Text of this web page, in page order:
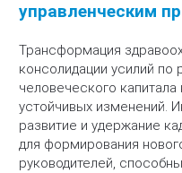
управленческим
Трансформация
консолидации усилий по
человеческого
устойчивых изменений.
развитие и удержание
для формирования
руководителей,